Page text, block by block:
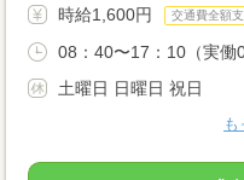
時給1,600円 交通費全額
08：40〜17：10（実働
土曜日 日曜日 祝日
も